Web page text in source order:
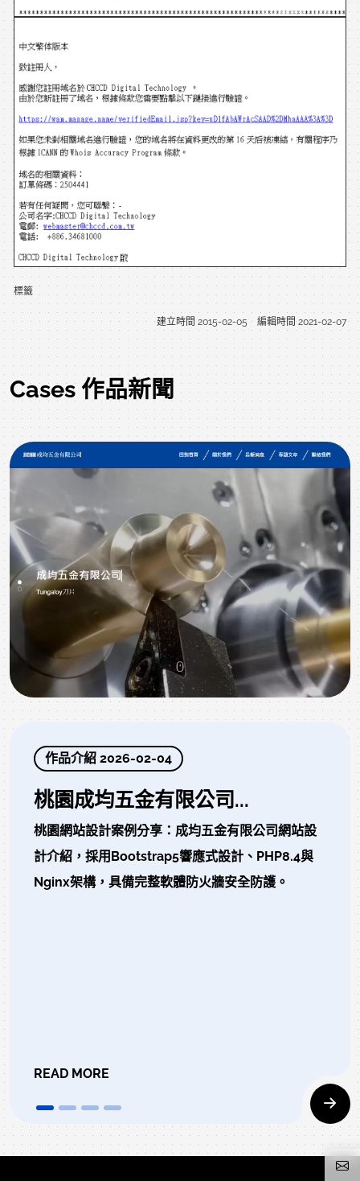
標籤
建立時間 2015-02-05 編輯時間2021-02-07
Cases 作品新聞
作品介紹 2026-02-04
桃園成均五金有限公司...
桃園網站設計案例分享：成均五金有限公司網站設
計介紹，採用Bootstrap5響應式設計、PHP8.4與
Nginx架構，具備完整軟體防火牆安全防護。
READ MORE